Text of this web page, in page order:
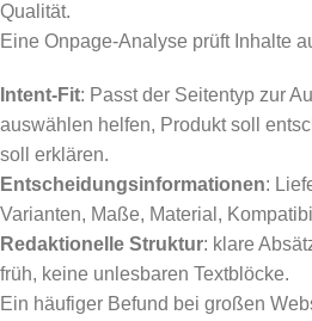
Qualität.
Eine Onpage-Analyse prüft Inhalte
Intent-Fit: Passt der Seitentyp zur
auswählen helfen, Produkt soll
soll erklären.
Entscheidungsinformationen:
Varianten, Maße, Material,
Redaktionelle Struktur: klare
früh, keine unlesbaren Textblöcke.
Ein häufiger Befund bei großen